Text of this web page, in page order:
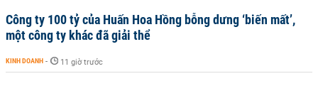
Công ty 100 tỷ của Huấn Hoa Hồng bỗng dưng ‘biến mất’,
một công ty khác đã giải thể
KINH DOANH - 11 giờ trước